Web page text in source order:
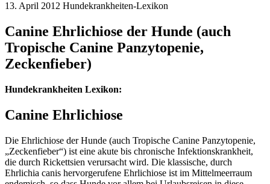
13. April 2012 Hundekrankheiten-Lexikon
Canine Ehrlichiose der Hunde (auch
Tropische Canine Panzytopenie,
Zeckenfieber)
Hundekrankheiten Lexikon:
Canine Ehrlichiose
Die Ehrlichiose der Hunde (auch Tropische Canine Panzytopenie,
„Zeckenfieber“) ist eine akute bis chronische Infektionskrankheit,
die durch Rickettsien verursacht wird. Die klassische, durch
Ehrlichia canis hervorgerufene Ehrlichiose ist im Mittelmeerraum